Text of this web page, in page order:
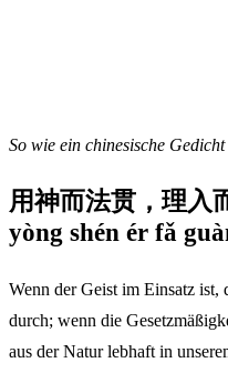
So wie ein chinesische Gedicht
用神而法贯，理入
yòng shén ér fǎ
Wenn der Geist im Einsatz ist,
durch; wenn die
aus der Natur lebhaft in